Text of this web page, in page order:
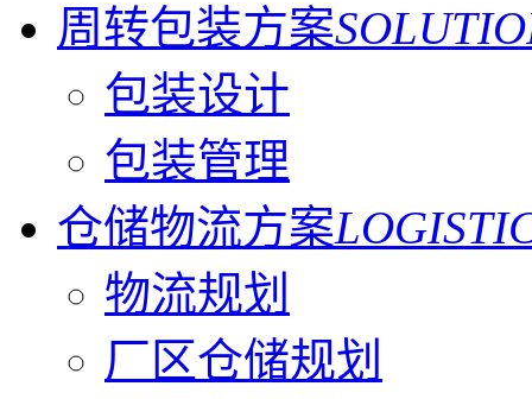
周转包装方案
包装设计
包装管理
仓储物流方案
物流规划
厂区仓储规划